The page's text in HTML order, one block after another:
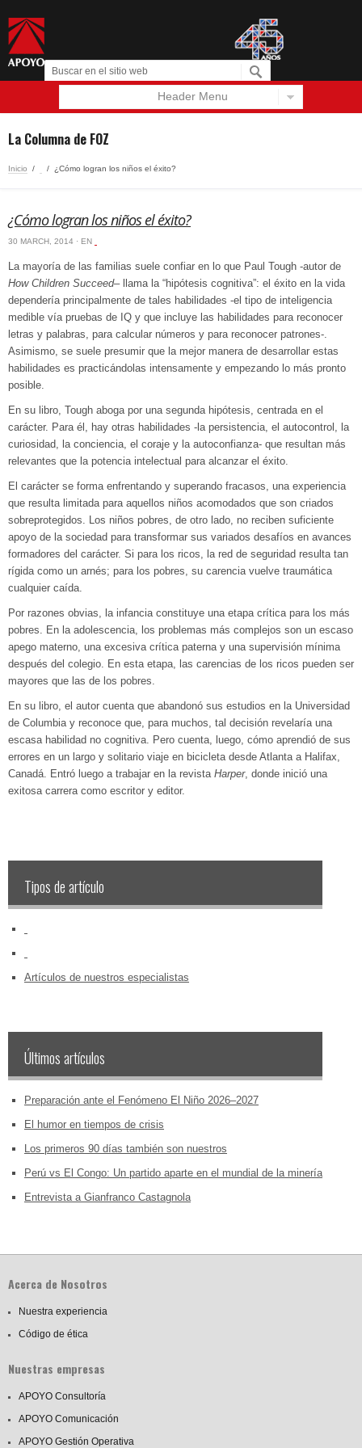
Header Menu
La Columna de FOZ
Inicio / / ¿Cómo logran los niños el éxito?
¿Cómo logran los niños el éxito?
30 MARCH, 2014 · EN
La mayoría de las familias suele confiar en lo que Paul Tough -autor de
How Children Succeed– llama la “hipótesis cognitiva”: el éxito en la vida
dependería principalmente de tales habilidades -el tipo de inteligencia
medible vía pruebas de IQ y que incluye las habilidades para reconocer
letras y palabras, para calcular números y para reconocer patrones-.
Asimismo, se suele presumir que la mejor manera de desarrollar estas
habilidades es practicándolas intensamente y empezando lo más pronto
posible.
En su libro, Tough aboga por una segunda hipótesis, centrada en el
carácter. Para él, hay otras habilidades -la persistencia, el autocontrol, la
curiosidad, la conciencia, el coraje y la autoconfianza- que resultan más
relevantes que la potencia intelectual para alcanzar el éxito.
El carácter se forma enfrentando y superando fracasos, una experiencia
que resulta limitada para aquellos niños acomodados que son criados
sobreprotegidos. Los niños pobres, de otro lado, no reciben suficiente
apoyo de la sociedad para transformar sus variados desafíos en avances
formadores del carácter. Si para los ricos, la red de seguridad resulta tan
rígida como un arnés; para los pobres, su carencia vuelve traumática
cualquier caída.
Por razones obvias, la infancia constituye una etapa crítica para los más
pobres. En la adolescencia, los problemas más complejos son un escaso
apego materno, una excesiva crítica paterna y una supervisión mínima
después del colegio. En esta etapa, las carencias de los ricos pueden ser
mayores que las de los pobres.
En su libro, el autor cuenta que abandonó sus estudios en la Universidad
de Columbia y reconoce que, para muchos, tal decisión revelaría una
escasa habilidad no cognitiva. Pero cuenta, luego, cómo aprendió de sus
errores en un largo y solitario viaje en bicicleta desde Atlanta a Halifax,
Canadá. Entró luego a trabajar en la revista Harper, donde inició una
exitosa carrera como escritor y editor.
Tipos de artículo
Artículos de nuestros especialistas
Últimos artículos
Preparación ante el Fenómeno El Niño 2026–2027
El humor en tiempos de crisis
Los primeros 90 días también son nuestros
Perú vs El Congo: Un partido aparte en el mundial de la minería
Entrevista a Gianfranco Castagnola
Acerca de Nosotros
Nuestra experiencia
Código de ética
Nuestras empresas
APOYO Consultoría
APOYO Comunicación
APOYO Gestión Operativa